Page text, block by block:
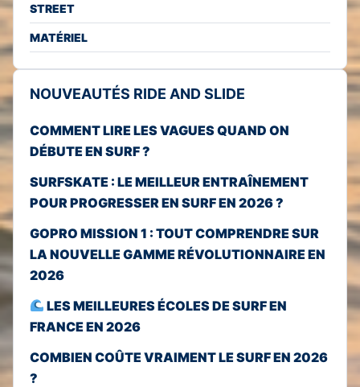
STREET
MATÉRIEL
NOUVEAUTÉS RIDE AND SLIDE
COMMENT LIRE LES VAGUES QUAND ON
DÉBUTE EN SURF ?
SURFSKATE : LE MEILLEUR ENTRAÎNEMENT
POUR PROGRESSER EN SURF EN 2026 ?
GOPRO MISSION 1 : TOUT COMPRENDRE SUR
LA NOUVELLE GAMME RÉVOLUTIONNAIRE EN
2026
LES MEILLEURES ÉCOLES DE SURF EN
FRANCE EN 2026
COMBIEN COÛTE VRAIMENT LE SURF EN 2026
?